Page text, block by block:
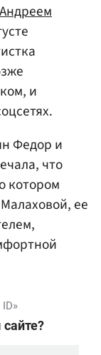
Андреем
и
Федор и
что
котором
ее